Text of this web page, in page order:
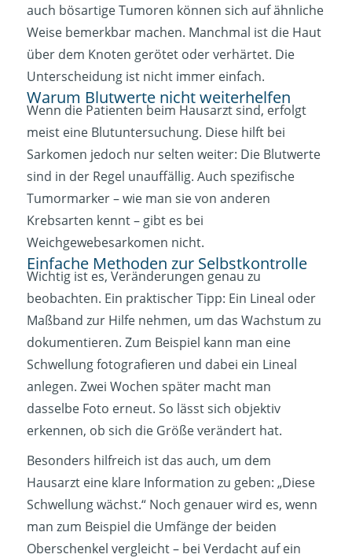
auch bösartige Tumoren können sich auf ähnliche
Weise bemerkbar machen. Manchmal ist die Haut
über dem Knoten gerötet oder verhärtet. Die
Unterscheidung ist nicht immer einfach.
Warum Blutwerte nicht weiterhelfen
Wenn die Patienten beim Hausarzt sind, erfolgt
meist eine Blutuntersuchung. Diese hilft bei
Sarkomen jedoch nur selten weiter: Die Blutwerte
sind in der Regel unauffällig. Auch spezifische
Tumormarker – wie man sie von anderen
Krebsarten kennt – gibt es bei
Weichgewebesarkomen nicht.
Einfache Methoden zur Selbstkontrolle
Wichtig ist es, Veränderungen genau zu
beobachten. Ein praktischer Tipp: Ein Lineal oder
Maßband zur Hilfe nehmen, um das Wachstum zu
dokumentieren. Zum Beispiel kann man eine
Schwellung fotografieren und dabei ein Lineal
anlegen. Zwei Wochen später macht man
dasselbe Foto erneut. So lässt sich objektiv
erkennen, ob sich die Größe verändert hat.
Besonders hilfreich ist das auch, um dem
Hausarzt eine klare Information zu geben: „Diese
Schwellung wächst.“ Noch genauer wird es, wenn
man zum Beispiel die Umfänge der beiden
Oberschenkel vergleicht – bei Verdacht auf ein